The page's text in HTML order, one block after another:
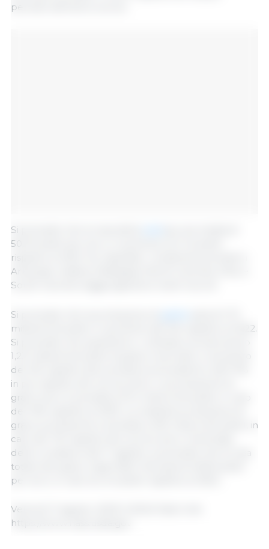
periodo dell'anno scorso.
Si prevede che la resa della
50,9 bushel per acro, in aumento di 1,4 bushel
rispetto al 2022. Se rispettati, i rendimenti previsti in
Arkansas, Indiana, Mississippi, North Carolina, Ohio e
South Carolina raggiungeranno livelli record.
Si prevede che la produzione di
miliardi di bushel, in aumento del 5% rispetto al 2022.
Si prevede che quest’anno i coltivatori produrranno
1,23 miliardi di bushel di grano invernale, in aumento
del 2% rispetto alle previsioni precedenti e dell’11%
in più rispetto allo scorso anno. La produzione di
grano duro è prevista a 57,4 milioni di bushel, in calo
del 10% rispetto al 2022. La restante produzione di
grano primaverile è prevista a 450 milioni di bushel, in
calo del 7% rispetto allo scorso anno. Sulla base
delle condizioni del 1° agosto, si prevede che la resa
totale del grano negli Stati Uniti sarà di 45,8 bushel
per acro, in calo di un bushel rispetto al 2022...
Venerdì 11 agosto, 2023/ USDA/ Stati Uniti.
https://www.nass.usda.gov